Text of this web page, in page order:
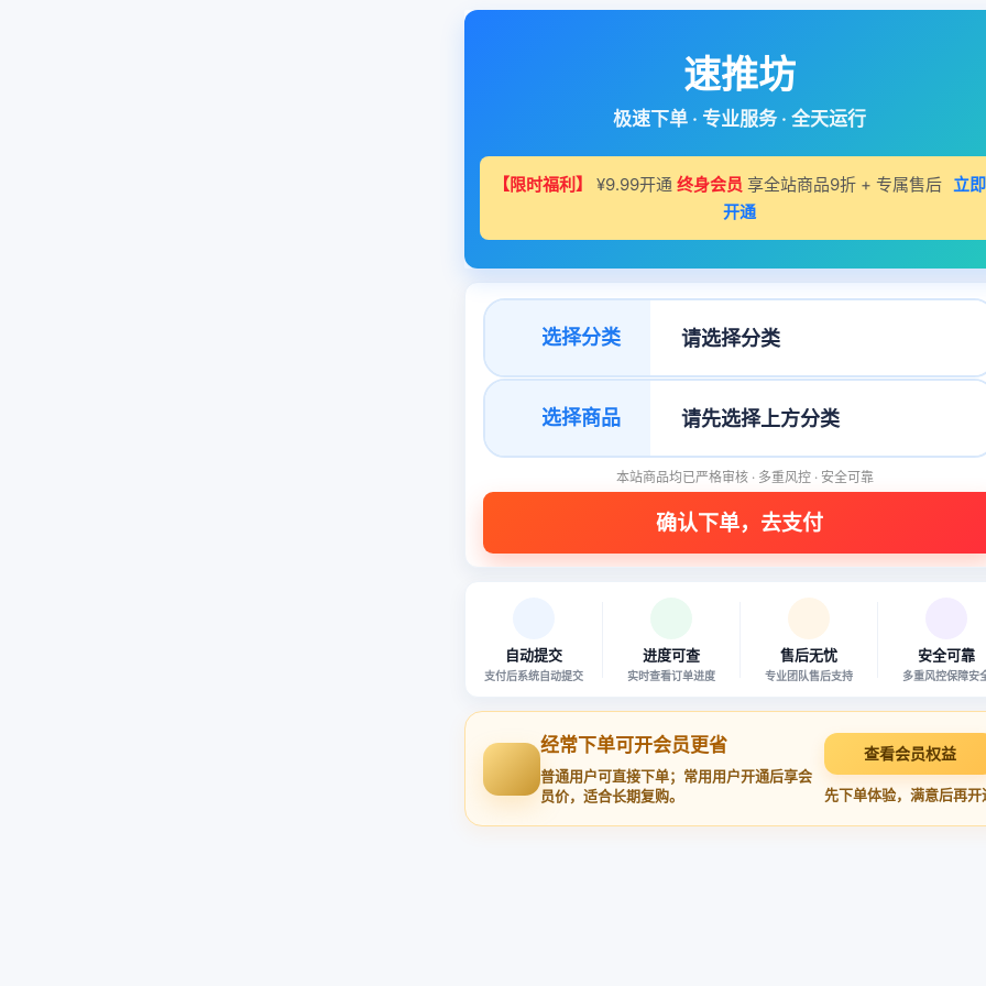
速推坊
极速下单 · 专业服务 · 全天运行
【限时福利】 ¥9.99开通 终身会员 享全站商品9折 + 专属售后 立即
开通
选择分类
选择商品
本站商品均已严格审核 · 多重风控 · 安全可靠
自动提交
支付后系统自动提交
进度可查
实时查看订单进度
售后无忧
专业团队售后支持
安全可靠
多重风控保障安
经常下单可开会员更省
普通用户可直接下单；常用用户开通后享会
员价，适合长期复购。
查看会员权益
先下单体验，满意后再开